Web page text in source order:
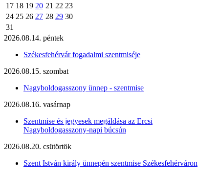
17 18 19 20 21 22 23
24 25 26 27 28 29 30
31
2026.08.14. péntek
Székesfehérvár fogadalmi szentmiséje
2026.08.15. szombat
Nagyboldogasszony ünnep - szentmise
2026.08.16. vasárnap
Szentmise és jegyesek megáldása az Ercsi
Nagyboldogasszony-napi búcsún
2026.08.20. csütörtök
Szent István király ünnepén szentmise Székesfehérváron